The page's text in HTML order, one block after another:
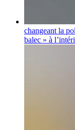
changeant la
balec » à